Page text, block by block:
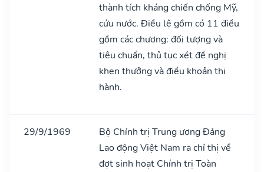
thành tích kháng chiến chống Mỹ,
cứu nước. Điều lệ gồm có 11 điều
gồm các chương: đối tượng và
tiêu chuẩn, thủ tục xét đề nghị
khen thưởng và điều khoản thi
hành.
29/9/1969
Bộ Chính trị Trung ương Đảng
Lao động Việt Nam ra chỉ thị về
đợt sinh hoạt Chính trị Toàn